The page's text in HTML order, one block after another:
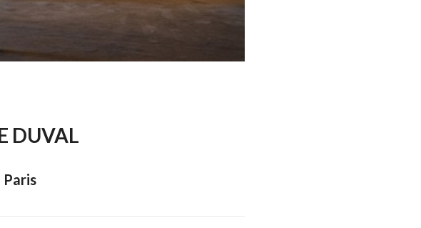
DUVAL
Paris